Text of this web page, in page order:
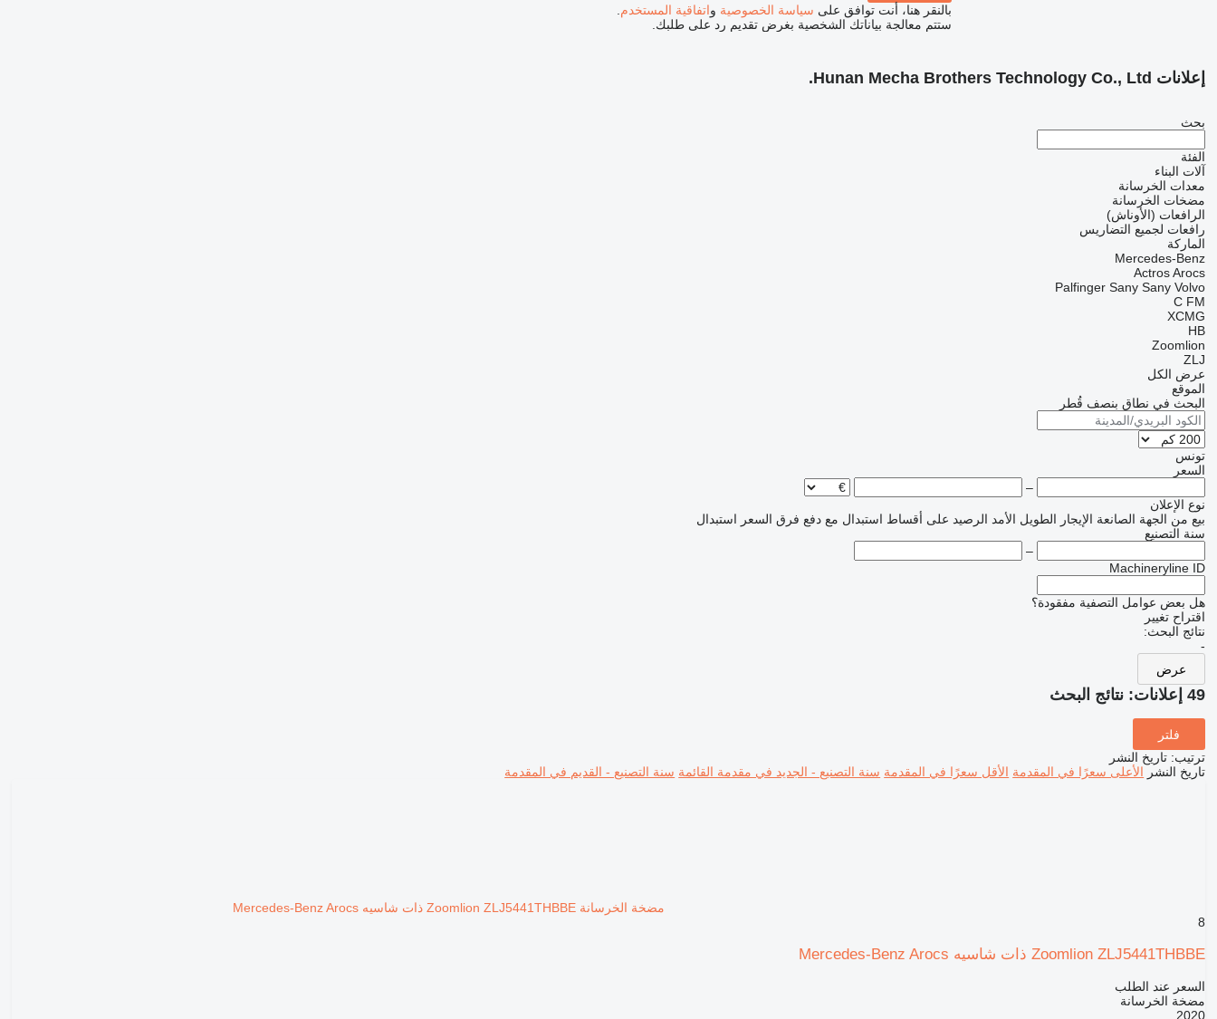
بالنقر هنا، أنت توافق على سياسة الخصوصية واتفاقية المستخدم
ستتم معالجة بياناتك الشخصية بغرض تقديم رد على طلبك.
إعلانات Hunan Mecha Brothers Technology Co., Ltd.
بحث
الفئة
آلات البناء
معدات الخرسانة
مضخات الخرسانة
الرافعات (الأوناش)
رافعات لجميع التضاريس
الماركة
Mercedes-Benz
Actros Arocs
Palfinger Sany Sany Volvo
C FM
XCMG
HB
Zoomlion
ZLJ
عرض الكل
الموقع
البحث في نطاق بنصف قُطر
تونس
السعر
–
نوع الإعلان
بيع من الجهة الصانعة الإيجار الطويل الأمد الرصيد على أقساط استبدال مع دفع فرق السعر استبدال
سنة التصنيع
–
Machineryline ID
هل بعض عوامل التصفية مفقودة؟
اقتراح تغيير
نتائج البحث:
-
عرض
49 إعلانات: نتائج البحث
فلتر
ترتيب: تاريخ النشر
تاريخ النشر الأعلى سعرًا في المقدمة الأقل سعرًا في المقدمة سنة التصنيع - الجديد في مقدمة القائمة سنة التصنيع - القديم في المقدمة
مضخة الخرسانة Zoomlion ZLJ5441THBBE ذات شاسيه Mercedes-Benz Arocs
8
Zoomlion ZLJ5441THBBE ذات شاسيه Mercedes-Benz Arocs
السعر عند الطلب
مضخة الخرسانة
2020